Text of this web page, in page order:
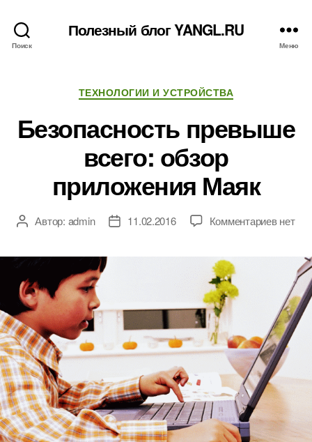
Поиск
Полезный блог YANGL.RU
Меню
Рубрики
ТЕХНОЛОГИИ И УСТРОЙСТВА
Безопасность превыше
всего: обзор
приложения Маяк
АвторАвтор: admin
Дата11.02.2016 Комментариевк
всего:
обзор
Маяк
нет